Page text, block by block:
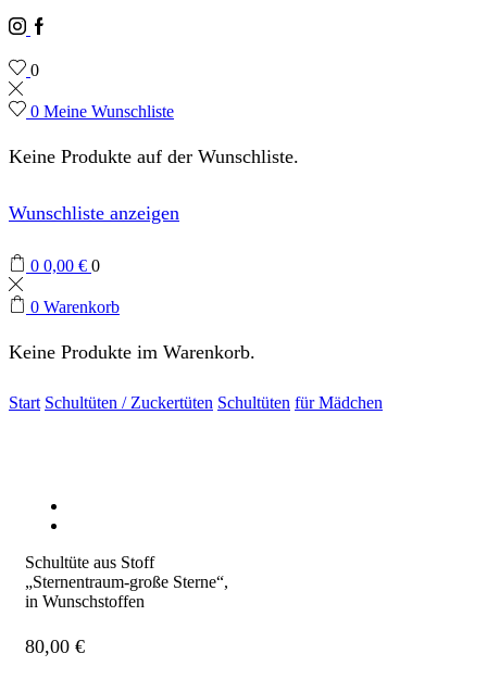
Instagram
Facebook
0
0 Meine Wunschliste
Keine Produkte auf der Wunschliste.
Wunschliste anzeigen
0 0,00 € 0
0 Warenkorb
Keine Produkte im Warenkorb.
Start Schultüten / Zuckertüten Schultüten für Mädchen
Schultüte aus Stoff
„Sternentraum-große Sterne“,
in Wunschstoffen
80,00 €